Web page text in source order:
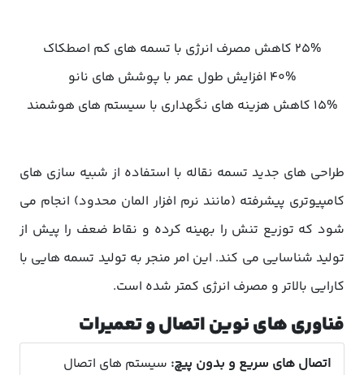
25% کاهش مصرف انرژی با تسمه های کم اصطکاک
40% افزایش طول عمر با پوشش های نانو
15% کاهش هزینه های نگهداری با سیستم های هوشمند
طراحی های جدید تسمه نقاله با استفاده از شبیه سازی های
کامپیوتری پیشرفته (مانند نرم افزار المان محدود) انجام می
شود که توزیع تنش را بهینه کرده و نقاط ضعف را پیش از
تولید شناسایی می کند. این امر منجر به تولید تسمه هایی با
کارایی بالاتر و مصرف انرژی کمتر شده است.
فناوری های نوین اتصال و تعمیرات
اتصال های سریع و بدون پیچ: سیستم های اتصال